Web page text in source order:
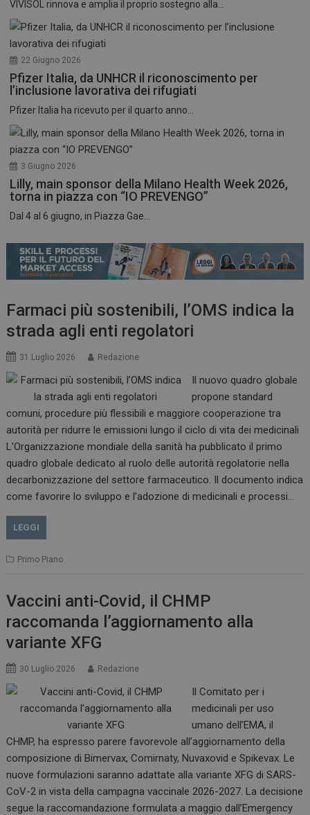
VIVISOL rinnova e amplia il proprio sostegno alla...
22 Giugno 2026
Pfizer Italia, da UNHCR il riconoscimento per
l’inclusione lavorativa dei rifugiati
Pfizer Italia ha ricevuto per il quarto anno...
3 Giugno 2026
Lilly, main sponsor della Milano Health Week 2026,
torna in piazza con “IO PREVENGO”
Dal 4 al 6 giugno, in Piazza Gae...
Farmaci più sostenibili, l’OMS indica la
strada agli enti regolatori
31 Luglio 2026 Redazione
Il nuovo quadro globale
propone standard
comuni, procedure più flessibili e maggiore cooperazione tra
autorità per ridurre le emissioni lungo il ciclo di vita dei medicinali
L’Organizzazione mondiale della sanità ha pubblicato il primo
quadro globale dedicato al ruolo delle autorità regolatorie nella
decarbonizzazione del settore farmaceutico. Il documento indica
come favorire lo sviluppo e l’adozione di medicinali e processi…
LEGGI
Primo Piano
Vaccini anti-Covid, il CHMP
raccomanda l’aggiornamento alla
variante XFG
30 Luglio 2026 Redazione
Il Comitato per i
medicinali per uso
umano dell’EMA, il
CHMP, ha espresso parere favorevole all’aggiornamento della
composizione di Bimervax, Comirnaty, Nuvaxovid e Spikevax. Le
nuove formulazioni saranno adattate alla variante XFG di SARS-
CoV-2 in vista della campagna vaccinale 2026-2027. La decisione
segue la raccomandazione formulata a maggio dall’Emergency
ARRAffinitySameSite
Microsoft Corporation
.www.dailyhealthindustry.it
Sessione
www.dailyhealthindustry.it
tracking-sites-
www.dailyhealthindustry.it
2 giorni
ARRAffinity
Microsoft Corporation
.www.dailyhealthindustry.it
Sessione